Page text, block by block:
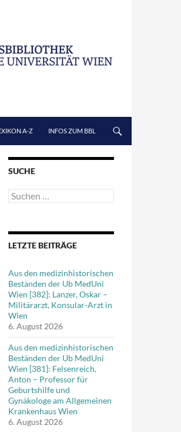
A-Z INFOS ZUM BBL
SUCHE
Suchen
nach:
LETZTE BEITRÄGE
Aus den medizinhistorischen
Beständen der Ub MedUni
Wien [382]: Lanzer, Oskar –
Militärarzt, Konsular-Arzt in
Wien
6. August 2026
Aus den medizinhistorischen
Beständen der Ub MedUni
Wien [381]: Felsenreich,
Anton – Professor für
Geburtshilfe und
Gynäkologe am Allgemeinen
Krankenhaus Wien
6. August 2026